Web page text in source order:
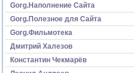
Gorg.Наполнение Сайта
Gorg.Полезное для Сайта
Gorg.Фильмотека
Дмитрий Халезов
Константин Чекмарёв